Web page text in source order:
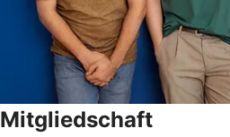
Mitgliedschaft